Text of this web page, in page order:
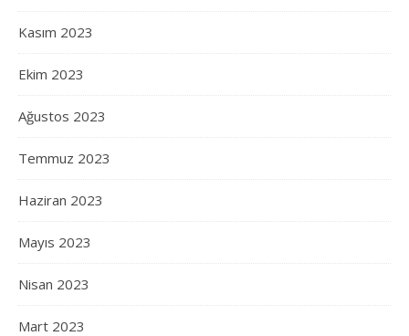
Kasım 2023
Ekim 2023
Ağustos 2023
Temmuz 2023
Haziran 2023
Mayıs 2023
Nisan 2023
Mart 2023